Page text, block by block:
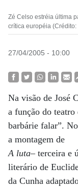
Zé Celso estréia última
crítica européia
27/04/2005 - 10:00
Na visão de José
a função do teatro
barbárie falar”.
a montagem de
A luta– terceira e
literário de
da Cunha